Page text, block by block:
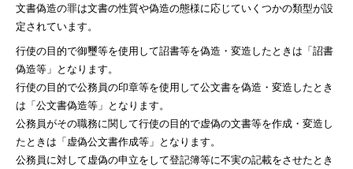
文書偽造の罪は文書の性質や偽造の態様に応じていくつかの類型が設
定されています。
行使の目的で御璽等を使用して詔書等を偽造・変造したときは「詔書
偽造等」となります。
行使の目的で公務員の印章等を使用して公文書を偽造・変造したとき
は「公文書偽造等」となります。
公務員がその職務に関して行使の目的で虚偽の文書等を作成・変造し
たときは「虚偽公文書作成等」となります。
公務員に対して虚偽の申立をして登記簿等に不実の記載をさせたとき